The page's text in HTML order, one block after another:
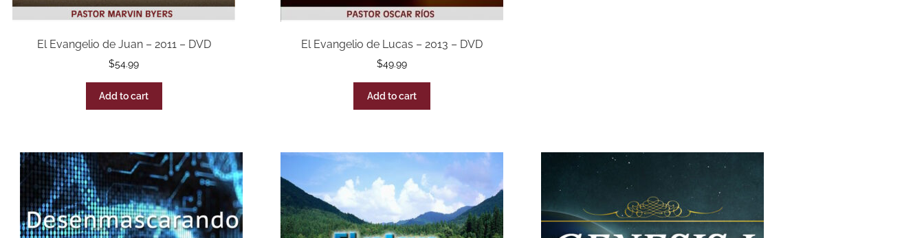
El Evangelio de Juan – 2011 – DVD
$54.99
Add to cart
El Evangelio de Lucas – 2013 – DVD
$49.99
Add to cart